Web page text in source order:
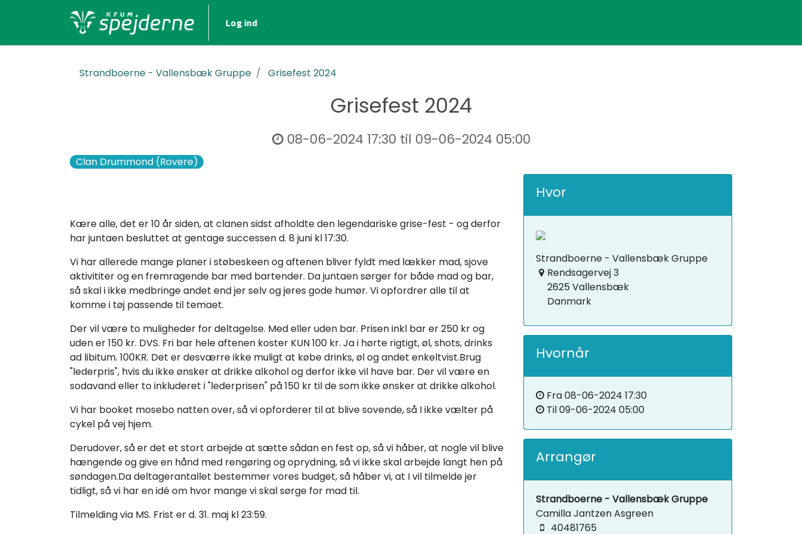
Log ind
Strandboerne - Vallensbæk Gruppe Grisefest 2024
Grisefest 2024
08-06-2024 17:30 til 09-06-2024 05:00
Clan Drummond (Rovere)
Kære alle, det er 10 år siden, at clanen sidst afholdte den legendariske grise-fest - og derfor
har juntaen besluttet at gentage successen d. 8 juni kl 17:30.
Vi har allerede mange planer i støbeskeen og aftenen bliver fyldt med lækker mad, sjove
aktivititer og en fremragende bar med bartender. Da juntaen sørger for både mad og bar,
så skal i ikke medbringe andet end jer selv og jeres gode humør. Vi opfordrer alle til at
komme i tøj passende til temaet.
Der vil være to muligheder for deltagelse. Med eller uden bar. Prisen inkl bar er 250 kr og
uden er 150 kr. DVS. Fri bar hele aftenen koster KUN 100 kr. Ja i hørte rigtigt, øl, shots, drinks
ad libitum. 100KR. Det er desværre ikke muligt at købe drinks, øl og andet enkeltvist.Brug
"lederpris", hvis du ikke ønsker at drikke alkohol og derfor ikke vil have bar. Der vil være en
sodavand eller to inkluderet i "lederprisen" på 150 kr til de som ikke ønsker at drikke alkohol.
Vi har booket mosebo natten over, så vi opforderer til at blive sovende, så I ikke vælter på
cykel på vej hjem.
Derudover, så er det et stort arbejde at sætte sådan en fest op, så vi håber, at nogle vil blive
hængende og give en hånd med rengøring og oprydning, så vi ikke skal arbejde langt hen på
søndagen.Da deltagerantallet bestemmer vores budget, så håber vi, at I vil tilmelde jer
tidligt, så vi har en idé om hvor mange vi skal sørge for mad til.
Tilmelding via MS. Frist er d. 31. maj kl 23:59.
Hvor
Strandboerne - Vallensbæk Gruppe
Rendsagervej 3
2625 Vallensbæk
Danmark
Hvornår
Fra08-06-2024 17:30
Til09-06-2024 05:00
Arrangør
Strandboerne - Vallensbæk Gruppe
Camilla Jantzen Asgreen
40481765